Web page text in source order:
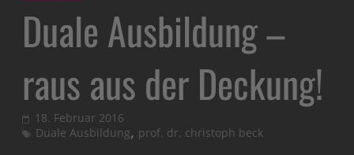
Duale Ausbildung –
raus aus der Deckung!
18. Februar 2016
Duale Ausbildung, prof. dr. christoph beck